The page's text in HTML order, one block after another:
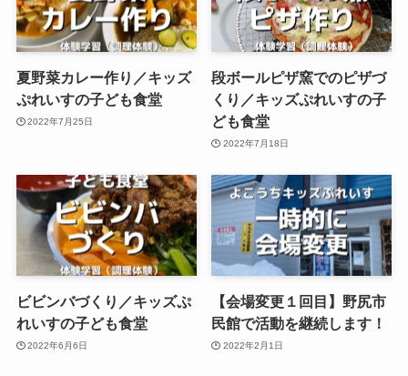
夏野菜カレー作り／キッズ
ぷれいすの子ども食堂
2022年7月25日
段ボールピザ窯でのピザづ
くり／キッズぷれいすの子
ども食堂
2022年7月18日
ビビンバづくり／キッズぷ
れいすの子ども食堂
2022年6月6日
【会場変更１回目】野尻市
民館で活動を継続します！
2022年2月1日